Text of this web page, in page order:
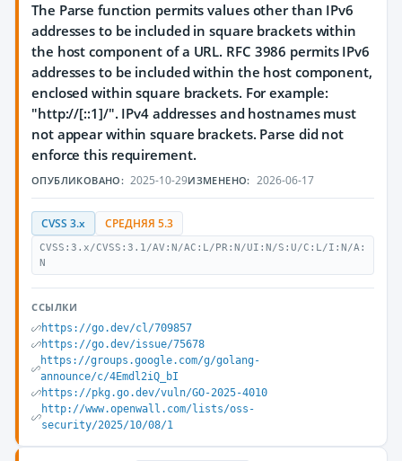
The Parse function permits values other than IPv6
addresses to be included in square brackets within
the host component of a URL. RFC 3986 permits IPv6
addresses to be included within the host component,
enclosed within square brackets. For example:
"http://[::1]/". IPv4 addresses and hostnames must
not appear within square brackets. Parse did not
enforce this requirement.
ОПУБЛИКОВАНО: 2025-10-29ИЗМЕНЕНО: 2026-06-17
CVSS 3.x СРЕДНЯЯ 5.3
CVSS:3.x/CVSS:3.1/AV:N/AC:L/PR:N/UI:N/S:U/C:L/I:N/A:
N
ССЫЛКИ
https://go.dev/cl/709857
https://go.dev/issue/75678
https://groups.google.com/g/golang-
announce/c/4Emdl2iQ_bI
https://pkg.go.dev/vuln/GO-2025-4010
http://www.openwall.com/lists/oss-
security/2025/10/08/1